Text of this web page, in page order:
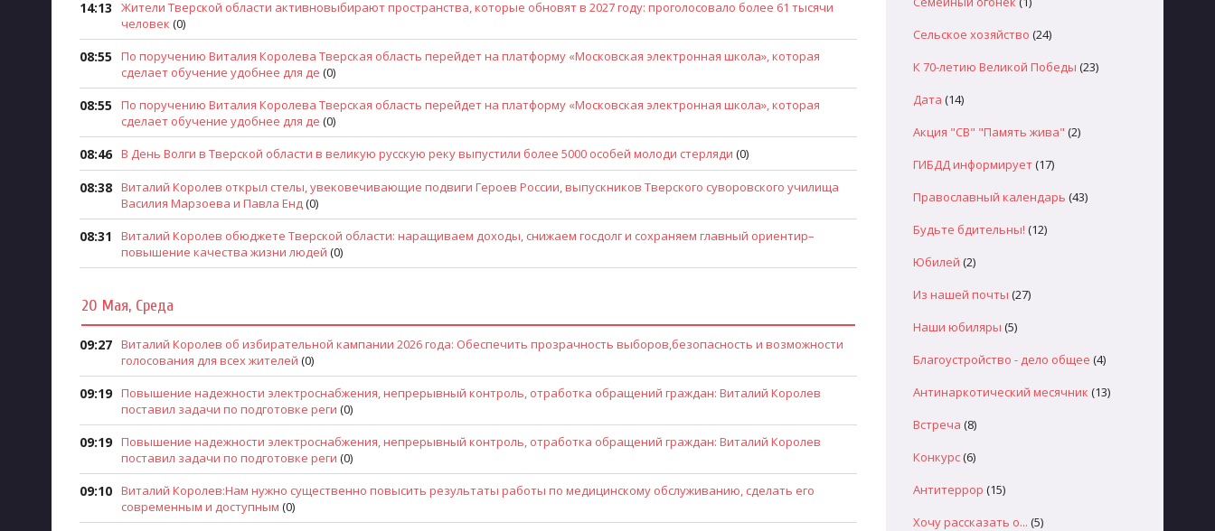
14:13
Жители Тверской области активновыбирают пространства, которые обновят в 2027 году: проголосовало более 61 тысячи
человек (0)
08:55
По поручению Виталия Королева Тверская область перейдет на платформу «Московская электронная школа», которая
сделает обучение удобнее для де (0)
08:55
По поручению Виталия Королева Тверская область перейдет на платформу «Московская электронная школа», которая
сделает обучение удобнее для де (0)
08:46 В День Волги в Тверской области в великую русскую реку выпустили более 5000 особей молоди стерляди (0)
08:38 Виталий Королев открыл стелы, увековечивающие подвиги Героев России, выпускников Тверского суворовского училища
Василия Марзоева и Павла Енд(0)
08:31
Виталий Королев обюджете Тверской области: наращиваем доходы, снижаем госдолг и сохраняем главный ориентир–
повышение качества жизни людей (0)
20 Мая, Среда
09:27 Виталий Королев об избирательной кампании 2026 года: Обеспечить прозрачность выборов,безопасность и возможности
голосования для всех жителей (0)
09:19 Повышение надежности электроснабжения, непрерывный контроль, отработка обращений граждан: Виталий Королев
поставил задачи по подготовке реги (0)
09:19 Повышение надежности электроснабжения, непрерывный контроль, отработка обращений граждан: Виталий Королев
поставил задачи по подготовке реги (0)
09:10 Виталий Королев:Нам нужно существенно повысить результаты работы по медицинскому обслуживанию, сделать его
современным и доступным (0)
Сельское хозяйство (24)
К 70-летию Великой Победы (23)
Дата (14)
Акция "СВ" "Память жива" (2)
ГИБДД информирует(17)
Православный календарь (43)
Будьте бдительны! (12)
Юбилей (2)
Из нашей почты (27)
Наши юбиляры (5)
Благоустройство - дело общее (4)
Антинаркотический месячник (13)
Встреча (8)
Конкурс(6)
Антитеррор (15)
Хочу рассказать о... (5)